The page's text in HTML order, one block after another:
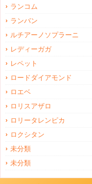
ランコム
ランバン
ルチアーノソプラーニ
レディーガガ
レペット
ロードダイアモンド
ロエベ
ロリスアザロ
ロリータレンピカ
ロクシタン
未分類
未分類